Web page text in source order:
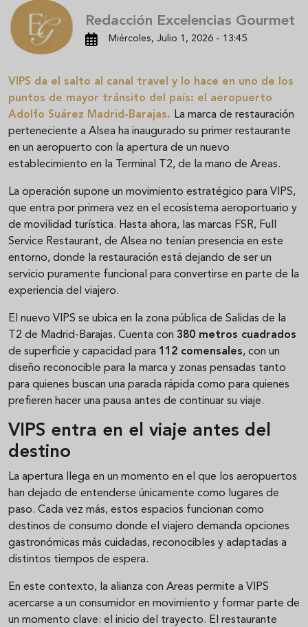
Redacción Excelencias Gourmet
Miércoles, Julio 1, 2026 - 13:45
VIPS da el salto al canal travel y lo hace en uno de los
puntos de mayor tránsito del país: el aeropuerto
Adolfo Suárez Madrid-Barajas. La marca de restauración
perteneciente a Alsea ha inaugurado su primer restaurante
en un aeropuerto con la apertura de un nuevo
establecimiento en la Terminal T2, de la mano de Areas.
La operación supone un movimiento estratégico para VIPS,
que entra por primera vez en el ecosistema aeroportuario y
de movilidad turística. Hasta ahora, las marcas FSR, Full
Service Restaurant, de Alsea no tenían presencia en este
entorno, donde la restauración está dejando de ser un
servicio puramente funcional para convertirse en parte de la
experiencia del viajero.
El nuevo VIPS se ubica en la zona pública de Salidas de la
T2 de Madrid-Barajas. Cuenta con 380 metros cuadrados
de superficie y capacidad para 112 comensales, con un
diseño reconocible para la marca y zonas pensadas tanto
para quienes buscan una parada rápida como para quienes
prefieren hacer una pausa antes de continuar su viaje.
VIPS entra en el viaje antes del
destino
La apertura llega en un momento en el que los aeropuertos
han dejado de entenderse únicamente como lugares de
paso. Cada vez más, estos espacios funcionan como
destinos de consumo donde el viajero demanda opciones
gastronómicas más cuidadas, reconocibles y adaptadas a
distintos tiempos de espera.
En este contexto, la alianza con Areas permite a VIPS
acercarse a un consumidor en movimiento y formar parte de
un momento clave: el inicio del trayecto. El restaurante